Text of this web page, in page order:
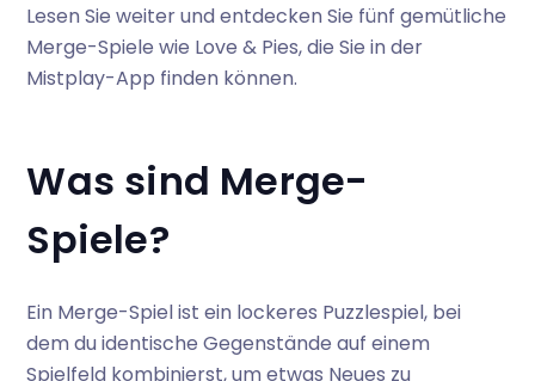
Lesen Sie weiter und entdecken Sie fünf gemütliche
Merge-Spiele wie Love & Pies, die Sie in der
Mistplay-App finden können.
Was sind Merge-
Spiele?
Ein Merge-Spiel ist ein lockeres Puzzlespiel, bei
dem du identische Gegenstände auf einem
Spielfeld kombinierst, um etwas Neues zu